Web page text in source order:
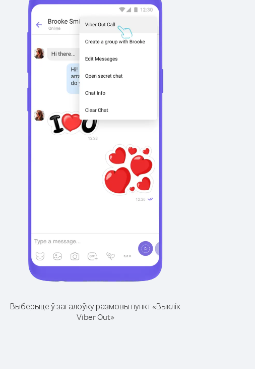
Выберыце ў загалоўку размовы пункт «Выклік
Viber Out»